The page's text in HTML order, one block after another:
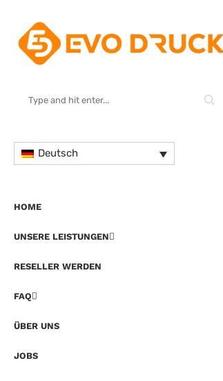
Deutsch
HOME
UNSERE LEISTUNGEN
RESELLER WERDEN
FAQ
ÜBER UNS
JOBS